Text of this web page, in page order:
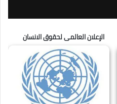
الإعلان العالمى لحقوق الانسان